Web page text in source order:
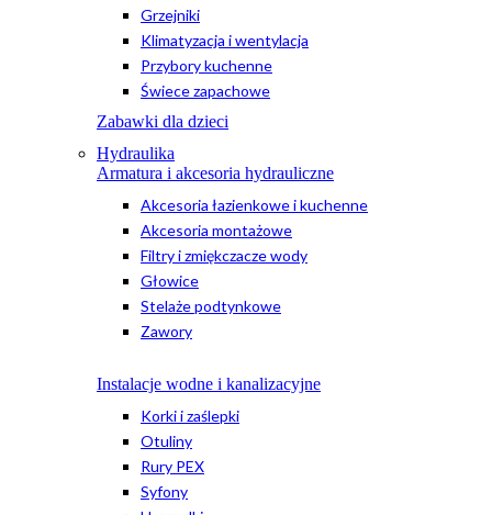
Grzejniki
Klimatyzacja i wentylacja
Przybory kuchenne
Świece zapachowe
Zabawki dla dzieci
Hydraulika
Armatura i akcesoria hydrauliczne
Akcesoria łazienkowe i kuchenne
Akcesoria montażowe
Filtry i zmiękczacze wody
Głowice
Stelaże podtynkowe
Zawory
Instalacje wodne i kanalizacyjne
Korki i zaślepki
Otuliny
Rury PEX
Syfony